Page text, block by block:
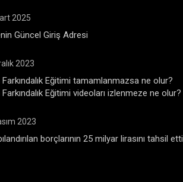
2025
Güncel Giriş Adresi
2023
Eğitimi tamamlanmazsa ne olur?
Eğitimi videoları izlenmeze ne olur?
2023
borçlarının 25 milyar lirasını tahsil etti